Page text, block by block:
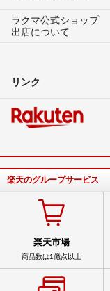
ラクマ公式ショップ
出店について
リンク
楽天のグループサービス
楽天市場
商品数は1億点以上